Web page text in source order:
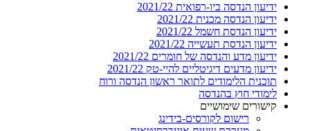
ידיעון הנדסה ביו-רפואית 2021/22
ידיעון הנדסה מכנית 2021/22
ידיעון הנדסת חשמל 2021/22
ידיעון הנדסת תעשייה 2021/22
ידיעון מדע והנדסה של חומרים 2021/22
ידיעון מדעים דיגיטליים להיי-טק 2021/22
תוכנית הלימודים לתואר ראשון הנדסה ורוח
לימודי חוץ בהנדסה
קישורים שימושיים
רישום לקורסים-בידינג